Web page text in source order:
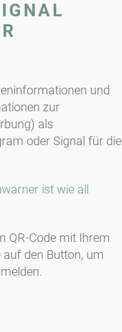
und
zur
als
oder Signal für die
ist wie all
QR-Code mit Ihrem
den Button, um